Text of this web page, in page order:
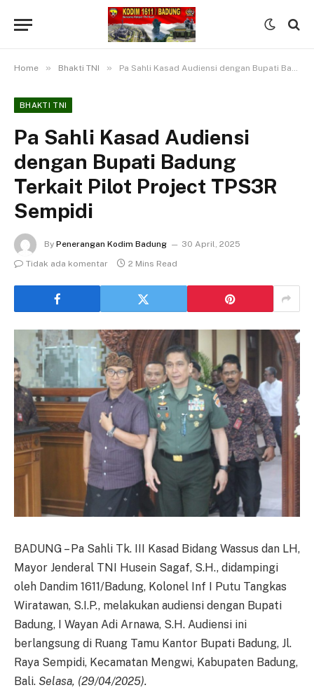
Home » Bhakti TNI » Pa Sahli Kasad Audiensi dengan Bupati Badung Terkait Pilot Project TPS3R Sempidi
BHAKTI TNI
Pa Sahli Kasad Audiensi
dengan Bupati Badung
Terkait Pilot Project TPS3R
Sempidi
By Penerangan Kodim Badung
30 April, 2025
Tidak ada komentar
2 Mins Read
BADUNG – Pa Sahli Tk. III Kasad Bidang Wassus dan LH,
Mayor Jenderal TNI Husein Sagaf, S.H., didampingi
oleh Dandim 1611/Badung, Kolonel Inf I Putu Tangkas
Wiratawan, S.I.P., melakukan audiensi dengan Bupati
Badung, I Wayan Adi Arnawa, S.H. Audiensi ini
berlangsung di Ruang Tamu Kantor Bupati Badung, Jl.
Raya Sempidi, Kecamatan Mengwi, Kabupaten Badung,
Bali. Selasa, (29/04/2025).